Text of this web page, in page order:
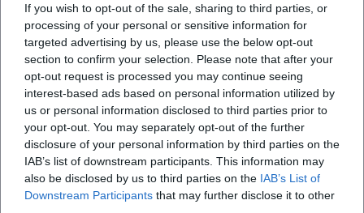
If you wish to opt-out of the sale, sharing to third parties, or
processing of your personal or sensitive information for
targeted advertising by us, please use the below opt-out
section to confirm your selection. Please note that after your
opt-out request is processed you may continue seeing
interest-based ads based on personal information utilized by
us or personal information disclosed to third parties prior to
your opt-out. You may separately opt-out of the further
disclosure of your personal information by third parties on the
IAB’s list of downstream participants. This information may
also be disclosed by us to third parties on the IAB’s List of
Downstream Participants that may further disclose it to other
wie Titelblätter, Widmungen und frühe Druckfehler.
Digitale Repositorien erleichtern den Zugang zu
Faksimiles, Kommentaren und Inszenierungsdokumenten.
Für die Praxis bedeuten solche Ressourcen: belastbare
Notentexte für Regie, Schauspiel und Dramaturgie; für die
Forschung: ein dynamischer Kanon, der historische und
philologische Präzision mit heutiger Bühnenrealität
verschränkt.
Shakespeares „Klang“ im Theater: Performanz, Timing und
Text als Partitur
Wer seine Stücke probt, erlebt die Texte wie Partituren: